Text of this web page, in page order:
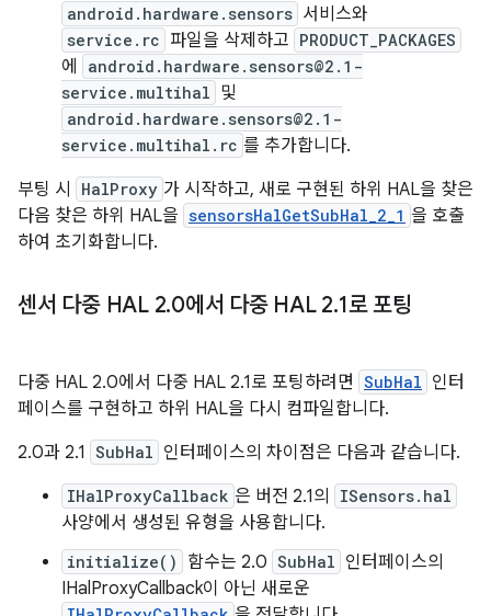
android.hardware.sensors 서비스와
service.rc 파일을 삭제하고 PRODUCT_PACKAGES
에
android.hardware.sensors@2.1-
service.multihal 및
android.hardware.sensors@2.1-
service.multihal.rc 를 추가합니다.
부팅 시
HalProxy 가 시작하고, 새로 구현된 하위 HAL을 찾은
다음 찾은 하위 HAL을 sensorsHalGetSubHal_2_1 을 호출
하여 초기화합니다.
센서 다중 HAL 2.0에서 다중 HAL 2.1로 포팅
다중 HAL 2.0에서 다중 HAL 2.1로 포팅하려면 SubHal 인터
페이스를 구현하고 하위 HAL을 다시 컴파일합니다.
2.0과 2.1 SubHal 인터페이스의 차이점은 다음과 같습니다.
IHalProxyCallback 은 버전 2.1의 ISensors.hal
사양에서 생성된 유형을 사용합니다.
initialize() 함수는 2.0 SubHal 인터페이스의
IHalProxyCallback이 아닌 새로운